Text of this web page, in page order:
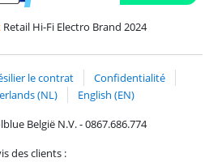
Visa via ClickToPay
Retail Hi-Fi Electro Brand 2024
le contrat
Confidentialité
(NL)
English (EN)
België N.V. - 0867.686.774
des clients :